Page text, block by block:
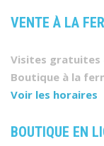
VENTE À LA
Visites gratuites
Boutique à la
Voir les horaires
BOUTIQUE EN